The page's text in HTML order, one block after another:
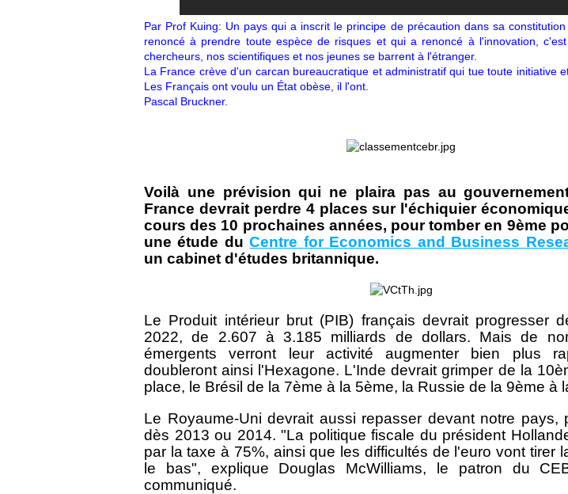
Par Prof Kuing: Un pays qui a inscrit le principe de précaution dans sa
renoncé à prendre toute espèce de risques et qui a renoncé à l'innovation,
chercheurs, nos scientifiques et nos jeunes se barrent à l'étranger.
La France crève d'un carcan bureaucratique et administratif qui tue toute initiative
Les Français ont voulu un État obèse, il l'ont.
Pascal Bruckner.
Voilà une prévision qui ne plaira pas au
France devrait perdre 4 places sur l'échiquier
cours des 10 prochaines années, pour tomber en 9ème
une étude duCentre for Economics and Business
un cabinet d'études britannique.
Le Produit intérieur brut (PIB) français devrait progresser
2022, de 2.607 à 3.185 milliards de dollars. Mais de
émergents verront leur activité augmenter bien plus
doubleront ainsi l'Hexagone. L'Inde devrait grimper de la
place, le Brésil de la 7ème à la 5ème, la Russie de la 9ème à
Le Royaume-Uni devrait aussi repasser devant notre pays,
dès 2013 ou 2014. "La politique fiscale du président
par la taxe à 75%, ainsi que les difficultés de l'euro vont tirer
le bas", explique Douglas McWilliams, le patron du
communiqué.